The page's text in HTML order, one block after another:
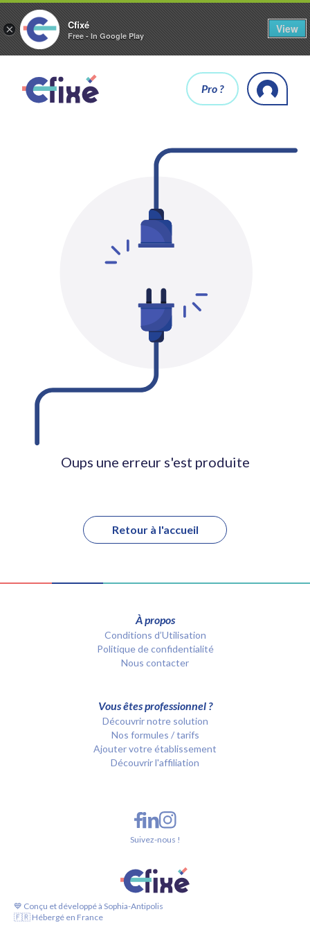
× Cfixé
Free - In Google Play
View
Pro ?
Oups une erreur s'est produite
Retour à l'accueil
À propos
Conditions d’Utilisation
Politique de confidentialité
Nous contacter
Vous êtes professionnel ?
Découvrir notre solution
Nos formules / tarifs
Ajouter votre établissement
Découvrir l'affiliation
💙 Conçu et développé à Sophia-Antipolis
🇫🇷 Hébergé en France
Suivez-nous !